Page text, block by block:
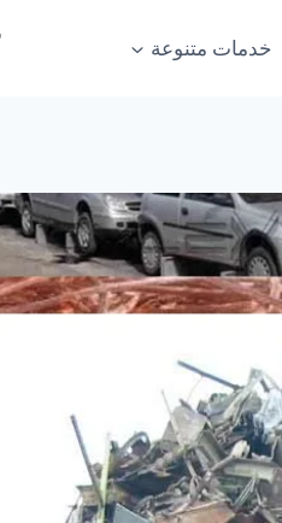
خدمات متنوعة